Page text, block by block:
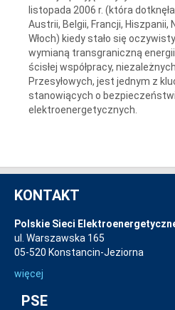
listopada 2006 r. (która
Austrii, Belgii, Francji, Hiszpanii,
Włoch) kiedy stało się
wymianą transgraniczną
ścisłej współpracy,
Przesyłowych, jest jednym z
stanowiących o
elektroenergetycznych.
KONTAKT
Polskie Sieci
ul. Warszawska 165
05-520 Konstancin-Jeziorna
więcej
PSE